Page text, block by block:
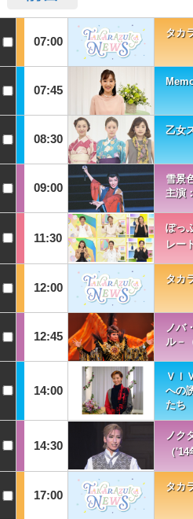
07:00
タカ
07:45
08:30
乙女
09:00
雪景
主演
11:30
ぽっ
レー
12:00
タカ
12:45
ノバ
ル－
14:00
ＶＩ
への
たち
14:30
ノク
（
17:00
タカ